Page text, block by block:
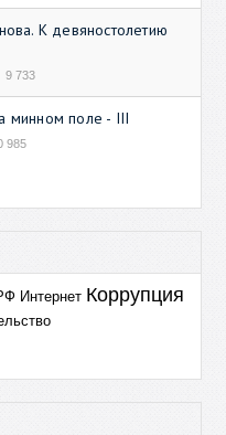
К девяностолетию
9 733
минном поле - III
985
Интернет Коррупция